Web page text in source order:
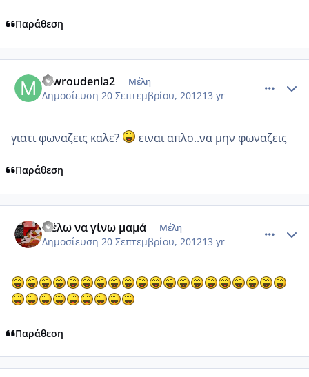
Παράθεση
mwroudenia2 Μέλη
Δημοσίευση 20 Σεπτεμβρίου, 201213 yr
γιατι φωναζεις καλε? ειναι απλο..να μην φωναζεις
Παράθεση
Θέλω να γίνω μαμά Μέλη
Δημοσίευση 20 Σεπτεμβρίου, 201213 yr
Παράθεση